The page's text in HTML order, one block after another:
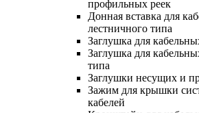
профильных реек
Донная вставка для
лестничного типа
Заглушка для
Заглушка для
типа
Заглушки несущих и
Зажим для крышки
кабелей